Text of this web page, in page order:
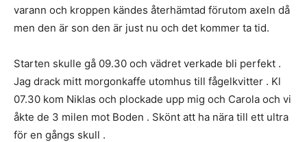
varann och kroppen kändes återhämtad förutom axeln då
men den är son den är just nu och det kommer ta tid.
Starten skulle gå 09.30 och vädret verkade bli perfekt .
Jag drack mitt morgonkaffe utomhus till fågelkvitter . Kl
07.30 kom Niklas och plockade upp mig och Carola och vi
åkte de 3 milen mot Boden . Skönt att ha nära till ett ultra
för en gångs skull .